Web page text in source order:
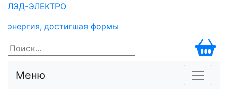
ЛЭД-ЭЛЕКТРО
энергия, достигшая формы
Меню